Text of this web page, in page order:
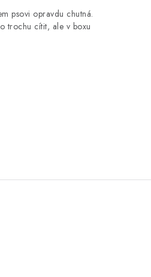
psovi opravdu chutná.
trochu cítit, ale v boxu